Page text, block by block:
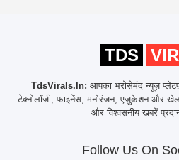
TDS
TdsVirals.In: आपका भरोसेमंद न्यूज़
टेक्नोलॉजी, फाइनेंस, मनोरंजन, एजुकेशन और खेल
और विश्वसनीय खबरें
Follow Us On